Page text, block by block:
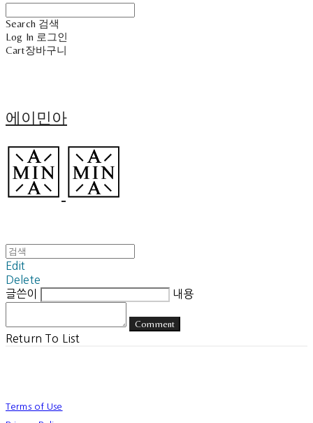
Search 검색
Log In 로그인
Cart장바구니
에이민아
Edit
Delete
글쓴이
내용
Comment
Return To List
Terms of Use